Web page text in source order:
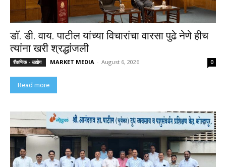
डॉ. डी. वाय. पाटील यांच्या विचारांचा वारसा पुढे नेणे हीच
त्यांना खरी श्रद्धांजली
शैक्षणिक - उद्योग MARKET MEDIA - August 6, 2026 0
Read more